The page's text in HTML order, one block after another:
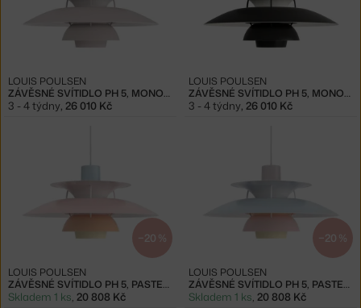
ZÁVĚSNÉ SVÍTIDLO PH 5, MONOCHROME OYSTER GREY
LOUIS POULSEN
3 - 4 týdny, 26 010 Kč
ZÁVĚSNÉ SVÍTIDLO PH 5, MONOCHROME BLACK
LOUIS POULSEN
3 - 4 týdny, 26 010 Kč
−20 %
ZÁVĚSNÉ SVÍTIDLO PH 5, PASTELS BLUE ROSE PEACH
LOUIS POULSEN
Skladem 1 ks, 20 808 Kč
−20 %
ZÁVĚSNÉ SVÍTIDLO PH 5, PASTELS OYSTER BLUE ROSE
LOUIS POULSEN
Skladem 1 ks, 20 808 Kč